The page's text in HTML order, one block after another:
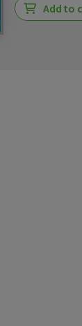
Add to